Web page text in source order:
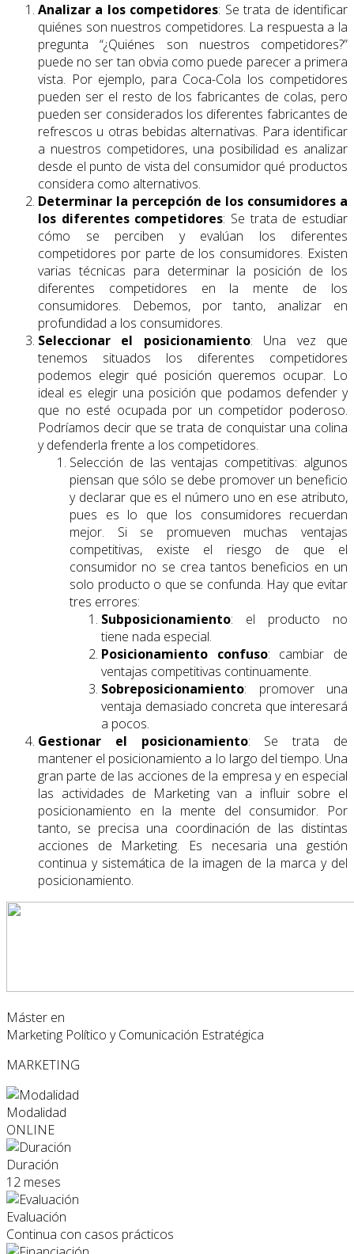
Analizar a los competidores: Se trata de identificar
quiénes son nuestros competidores. La respuesta a la
pregunta “¿Quiénes son nuestros competidores?”
puede no ser tan obvia como puede parecer a primera
vista. Por ejemplo, para Coca-Cola los competidores
pueden ser el resto de los fabricantes de colas, pero
pueden ser considerados los diferentes fabricantes de
refrescos u otras bebidas alternativas. Para identificar
a nuestros competidores, una posibilidad es analizar
desde el punto de vista del consumidor qué productos
considera como alternativos.
Determinar la percepción de los consumidores a
los diferentes competidores: Se trata de estudiar
cómo se perciben y evalúan los diferentes
competidores por parte de los consumidores. Existen
varias técnicas para determinar la posición de los
diferentes competidores en la mente de los
consumidores. Debemos, por tanto, analizar en
profundidad a los consumidores.
Seleccionar el posicionamiento: Una vez que
tenemos situados los diferentes competidores
podemos elegir qué posición queremos ocupar. Lo
ideal es elegir una posición que podamos defender y
que no esté ocupada por un competidor poderoso.
Podríamos decir que se trata de conquistar una colina
y defenderla frente a los competidores.
Selección de las ventajas competitivas: algunos
piensan que sólo se debe promover un beneficio
y declarar que es el número uno en ese atributo,
pues es lo que los consumidores recuerdan
mejor. Si se promueven muchas ventajas
competitivas, existe el riesgo de que el
consumidor no se crea tantos beneficios en un
solo producto o que se confunda. Hay que evitar
tres errores:
Subposicionamiento: el producto no
tiene nada especial.
Posicionamiento confuso: cambiar de
ventajas competitivas continuamente.
Sobreposicionamiento: promover una
ventaja demasiado concreta que interesará
a pocos.
Gestionar el posicionamiento: Se trata de
mantener el posicionamiento a lo largo del tiempo. Una
gran parte de las acciones de la empresa y en especial
las actividades de Marketing van a influir sobre el
posicionamiento en la mente del consumidor. Por
tanto, se precisa una coordinación de las distintas
acciones de Marketing. Es necesaria una gestión
continua y sistemática de la imagen de la marca y del
posicionamiento.
Máster en
Marketing Político y Comunicación Estratégica
MARKETING
Modalidad
ONLINE
Duración
12 meses
Evaluación
Continua con casos prácticos